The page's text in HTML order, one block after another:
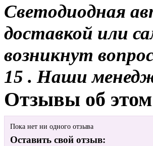
Светодиодная
доставкой или
возникнут
15 . Наши
Отзывы об этом
Пока нет ни одного отзыва
Оставить свой отзыв: